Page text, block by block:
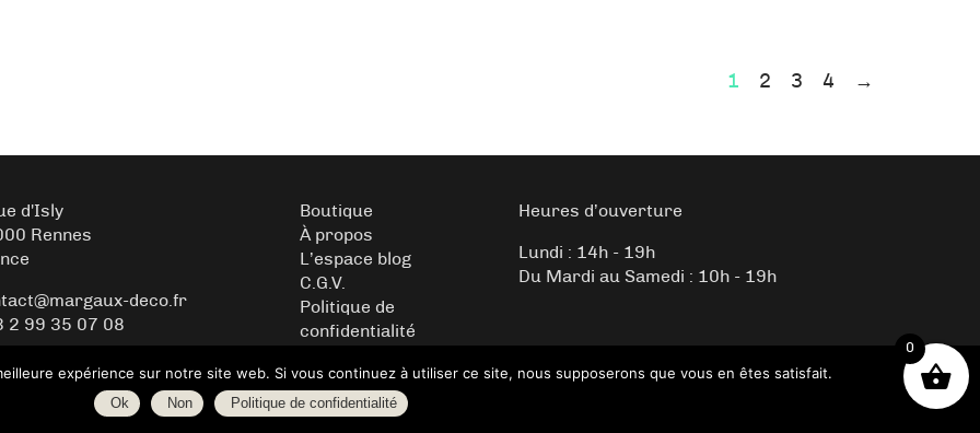
1 2 3 4 →
d'Isly
Rennes
deco.fr
2 99 35 07 08
Boutique
À propos
L’espace blog
C.G.V.
Politique de
confidentialité
Heures d’ouverture
Lundi : 14h - 19h
Du Mardi au Samedi : 10h - 19h
Copyright Margaux Déco – Boutique de décoration -WordPress - Créer par
0
expérience sur notre site web. Si vous continuez à utiliser ce site, nous supposerons que vous en êtes satisfait.
Ok Non Politique de confidentialité